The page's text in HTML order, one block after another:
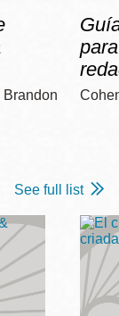
Brandon
See full list